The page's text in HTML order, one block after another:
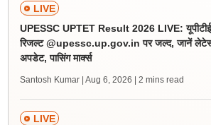
LIVE
UPESSC UPTET Result 2026 LIVE:
रिजल्ट @upessc.up.gov.in पर जल्द, जानें
अपडेट, पासिंग मार्क्स
Santosh Kumar | Aug 6, 2026 | 2 mins read
LIVE